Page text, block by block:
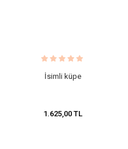
İsimli küpe
1.625,00 TL